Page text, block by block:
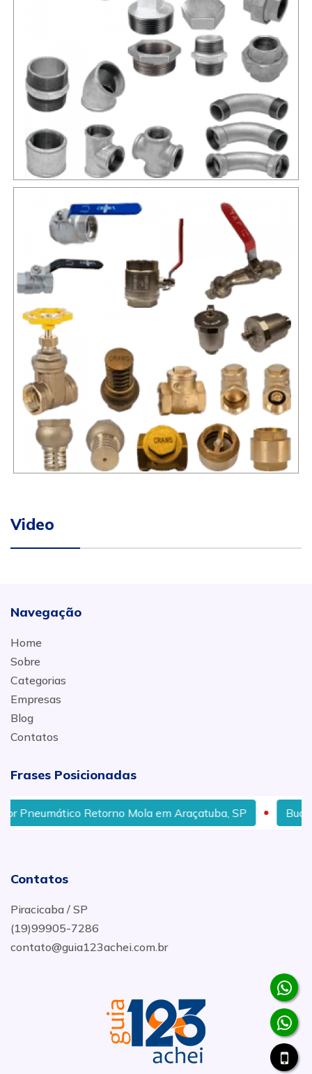
Video
Navegação
Home
Sobre
Categorias
Empresas
Blog
Contatos
Frases Posicionadas
Retorno Mola em Araçatuba, SP Bucha
Contatos
Piracicaba / SP
(19)99905-7286
contato@guia123achei.com.br